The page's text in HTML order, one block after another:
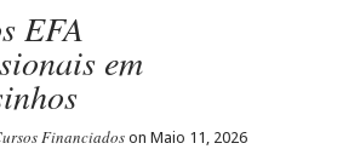
EFA
em
Financiados on Maio 11, 2026